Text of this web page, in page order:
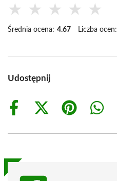
★ ★ ★ ★ ★
Średnia ocena: 4.67 Liczba ocen:
Udostępnij
Share
Share
(Twitter)
Share
Share